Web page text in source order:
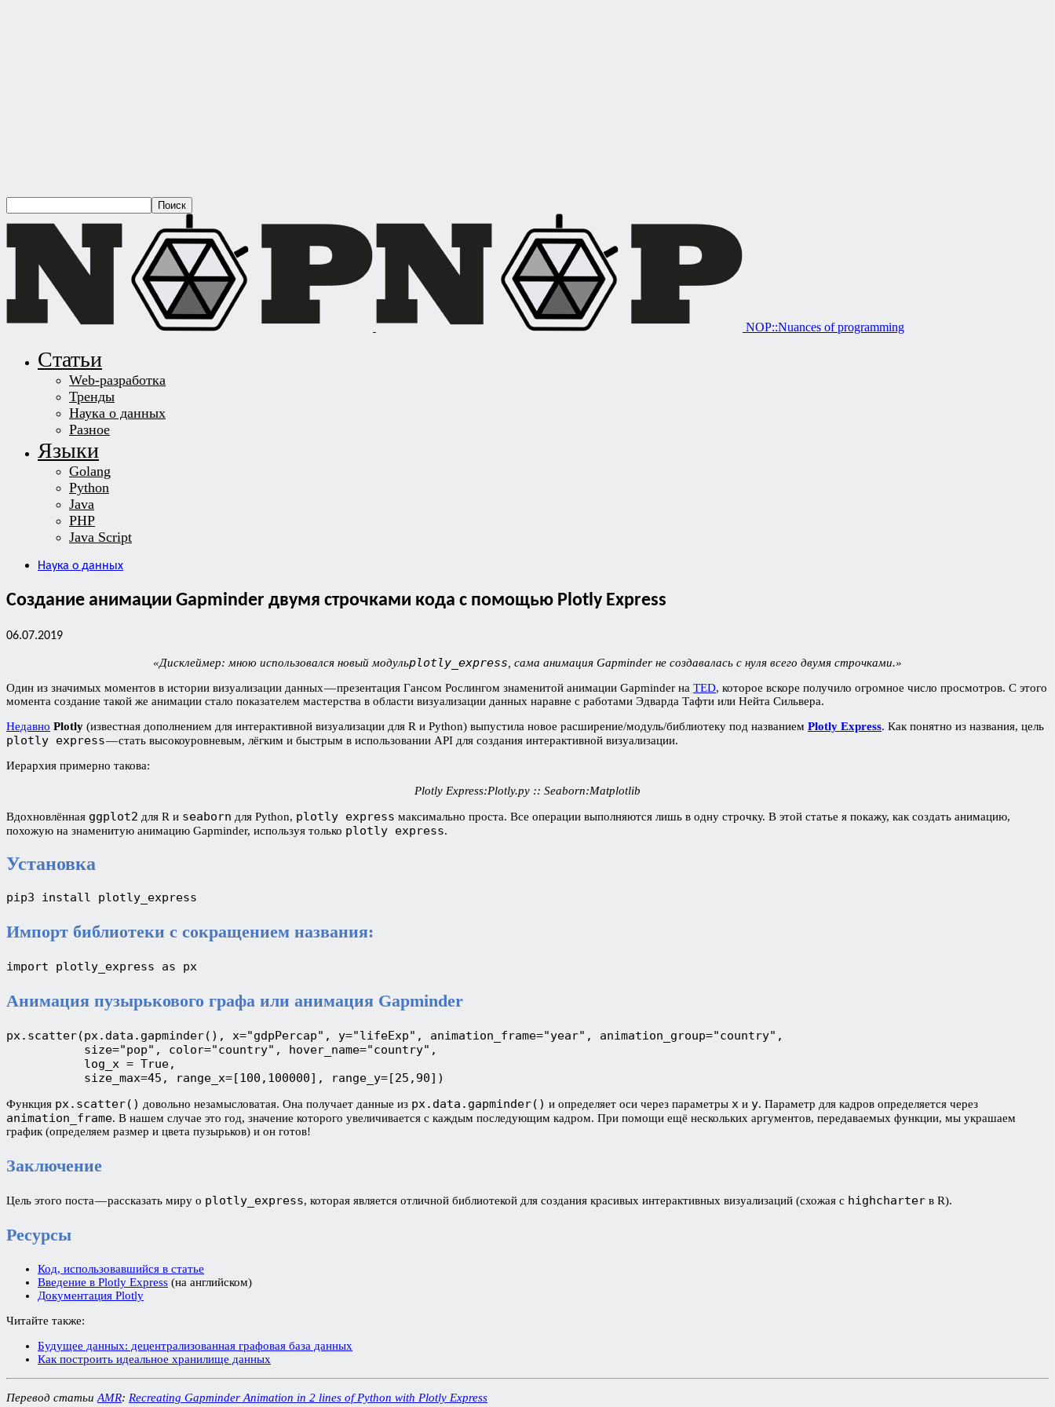
NOP::Nuances of programming
Статьи
Web-разработка
Тренды
Наука о данных
Разное
Языки
Golang
Python
Java
PHP
Java Script
Наука о данных
Создание анимации Gapminder двумя строчками кода с помощью Plotly Express
06.07.2019
«Дисклеймер: мною использовался новый модульplotly_express , сама анимация Gapminder не создавалась с нуля всего двумя строчками.»
Один из значимых моментов в истории визуализации данных — презентация Гансом Рослингом знаменитой анимации Gapminder на TED, которое вскоре получило огромное число просмотров. С этого
момента создание такой же анимации стало показателем мастерства в области визуализации данных наравне с работами Эдварда Тафти или Нейта Сильвера.
Недавно Plotly (известная дополнением для интерактивной визуализации для R и Python) выпустила новое расширение/модуль/библиотеку под названием Plotly Express. Как понятно из названия, цель
plotly express— стать высокоуровневым, лёгким и быстрым в использовании API для создания интерактивной визуализации.
Иерархия примерно такова:
Plotly Express:Plotly.py :: Seaborn:Matplotlib
Вдохновлённая ggplot2 для R и seaborn для Python, plotly express максимально проста. Все операции выполняются лишь в одну строчку. В этой статье я покажу, как создать анимацию,
похожую на знаменитую анимацию Gapminder, используя только plotly express.
Установка
pip3 install plotly_express
Импорт библиотеки с сокращением названия:
import plotly_express as px
Анимация пузырькового графа или анимация Gapminder
px.scatter(px.data.gapminder(), x="gdpPercap", y="lifeExp", animation_frame="year", animation_group="country",
           size="pop", color="country", hover_name="country",
           log_x = True,
           size_max=45, range_x=[100,100000], range_y=[25,90])
Функция px.scatter() довольно незамысловатая. Она получает данные из px.data.gapminder() и определяет оси через параметры x и y. Параметр для кадров определяется через
animation_frame. В нашем случае это год, значение которого увеличивается с каждым последующим кадром. При помощи ещё нескольких аргументов, передаваемых функции, мы украшаем
график (определяем размер и цвета пузырьков) и он готов!
Заключение
Цель этого поста — рассказать миру о plotly_express, которая является отличной библиотекой для создания красивых интерактивных визуализаций (схожая с highcharter в R).
Ресурсы
Код, использовавшийся в статье
Введение в Plotly Express (на английском)
Документация Plotly
Читайте также:
Будущее данных: децентрализованная графовая база данных
Как построить идеальное хранилище данных
Перевод статьи AMR: Recreating Gapminder Animation in 2 lines of Python with Plotly Express